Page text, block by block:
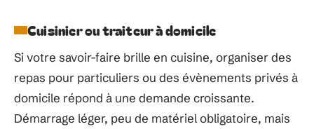
Cuisinier ou traiteur à domicile
Si votre savoir-faire brille en cuisine, organiser des
repas pour particuliers ou des évènements privés à
domicile répond à une demande croissante.
Démarrage léger, peu de matériel obligatoire, mais